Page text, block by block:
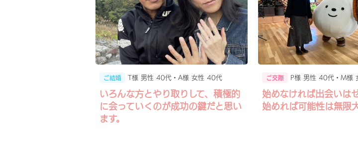
ご結婚 T様 男性 40代・A様 女性 40代
いろんな方とやり取りして、積極的
に会っていくのが成功の鍵だと思い
ます。
ご交際 P様 男性 40代・M様
始めなければ出会いは
始めれば可能性は無限